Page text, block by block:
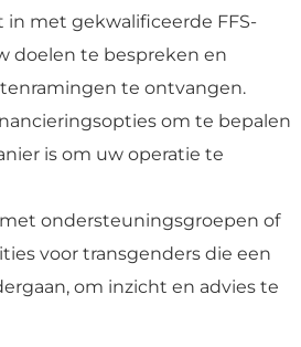
in met gekwalificeerde FFS-
doelen te bespreken en
te ontvangen.
om te bepalen
is om uw operatie te
ondersteuningsgroepen of
voor transgenders die een
om inzicht en advies te